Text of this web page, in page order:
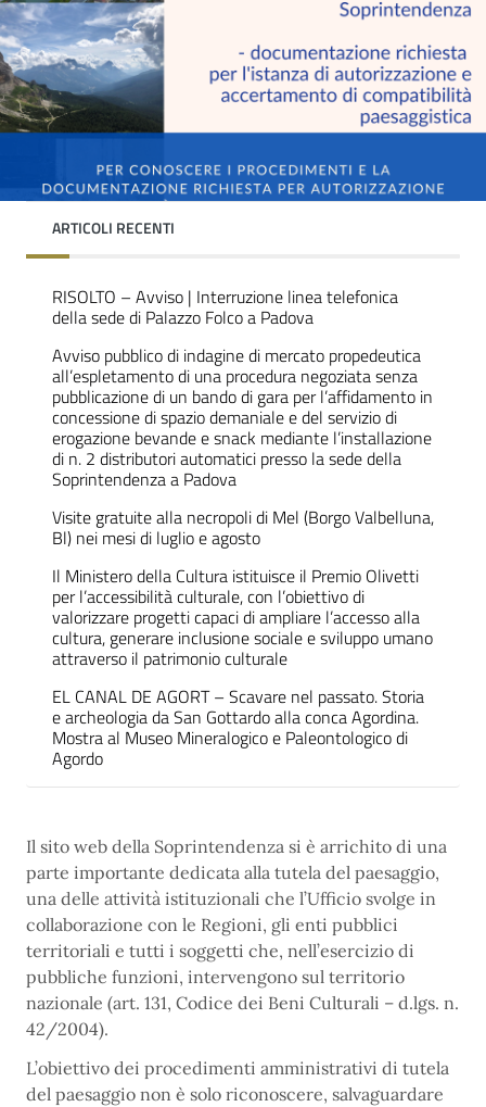
ARTICOLI RECENTI
RISOLTO – Avviso | Interruzione linea telefonica
della sede di Palazzo Folco a Padova
Avviso pubblico di indagine di mercato propedeutica
all’espletamento di una procedura negoziata senza
pubblicazione di un bando di gara per l’affidamento in
concessione di spazio demaniale e del servizio di
erogazione bevande e snack mediante l’installazione
di n. 2 distributori automatici presso la sede della
Soprintendenza a Padova
Visite gratuite alla necropoli di Mel (Borgo Valbelluna,
Bl) nei mesi di luglio e agosto
Il Ministero della Cultura istituisce il Premio Olivetti
per l’accessibilità culturale, con l’obiettivo di
valorizzare progetti capaci di ampliare l’accesso alla
cultura, generare inclusione sociale e sviluppo umano
attraverso il patrimonio culturale
EL CANAL DE AGORT – Scavare nel passato. Storia
e archeologia da San Gottardo alla conca Agordina.
Mostra al Museo Mineralogico e Paleontologico di
Agordo
Il sito web della Soprintendenza si è arrichito di una
parte importante dedicata alla tutela del paesaggio,
una delle attività istituzionali che l’Ufficio svolge in
collaborazione con le Regioni, gli enti pubblici
territoriali e tutti i soggetti che, nell’esercizio di
pubbliche funzioni, intervengono sul territorio
nazionale (art. 131, Codice dei Beni Culturali – d.lgs. n.
42/2004).
L’obiettivo dei procedimenti amministrativi di tutela
del paesaggio non è solo riconoscere, salvaguardare